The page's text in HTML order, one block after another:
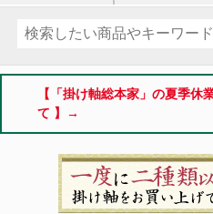
【「掛け軸総本家」の夏季休
て 】→